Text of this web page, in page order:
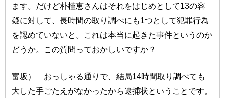
ます。だけど朴槿恵さんはそれをはじめとして13の容
疑に対して、長時間の取り調べにも1つとして犯罪行為
を認めていないと。これは本当に起きた事件というのか
どうか。この質問っておかしいですか？
富坂） おっしゃる通りで、結局14時間取り調べても
大した手ごたえがなかったから逮捕状ということです。